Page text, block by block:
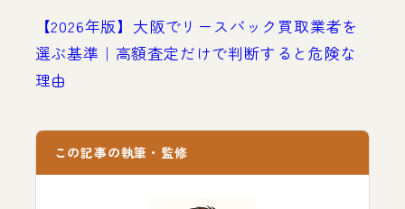
【2026年版】大阪でリースバック買取業者を
選ぶ基準｜高額査定だけで判断すると危険な
理由
この記事の執筆・監修